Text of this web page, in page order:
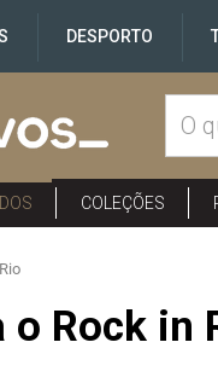
DESPORTO
COLEÇÕES
o Rock in